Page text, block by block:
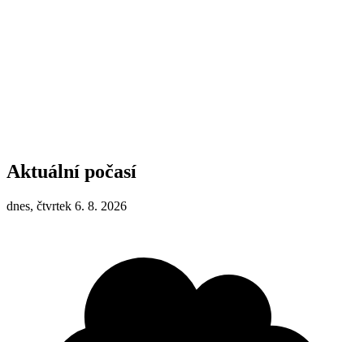
Aktuální počasí
dnes, čtvrtek 6. 8. 2026